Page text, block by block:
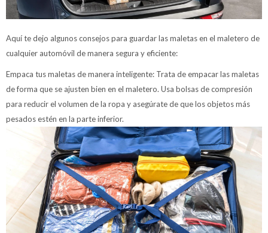
Aquí te dejo algunos consejos para guardar las maletas en el maletero de
cualquier automóvil de manera segura y eficiente:
Empaca tus maletas de manera inteligente: Trata de empacar las maletas
de forma que se ajusten bien en el maletero. Usa bolsas de compresión
para reducir el volumen de la ropa y asegúrate de que los objetos más
pesados estén en la parte inferior.